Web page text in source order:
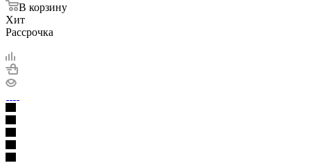
В корзину
Хит
Рассрочка